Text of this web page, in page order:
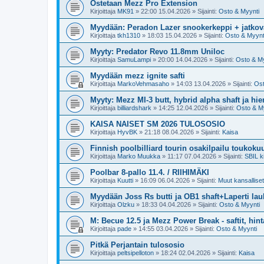
Ostetaan Mezz Pro Extension
Kirjoittaja MK91 » 22:00 15.04.2026 » Sijainti: Osto & Myynti
Myydään: Peradon Lazer snookerkeppi +
Kirjoittaja tkh1310 » 18:03 15.04.2026 » Sijainti: Osto &
Myyty: Predator Revo 11.8mm Uniloc
Kirjoittaja SamuLampi » 20:00 14.04.2026 » Sijainti: Osto &
Myydään mezz ignite safti
Kirjoittaja MarkoVehmasaho » 14:03 13.04.2026 » Sijainti:
Myyty: Mezz MI-3 butt, hybrid alpha shaft ja
Kirjoittaja billiardshark » 14:25 12.04.2026 » Sijainti: Osto &
KAISA NAISET SM 2026 TULOSOSIO
Kirjoittaja HyvBK » 21:18 08.04.2026 » Sijainti: Kaisa
Finnish poolbilliard tourin osakilpailu
Kirjoittaja Marko Muukka » 11:17 07.04.2026 » Sijainti: SBIL
Poolbar 8-pallo 11.4. / RIIHIMÄKI
Kirjoittaja Kuutti » 16:09 06.04.2026 » Sijainti: Muut
Myydään Joss Rs butti ja OB1 shaft+Laperti
Kirjoittaja Olzku » 18:33 04.04.2026 » Sijainti: Osto & Myynti
M: Becue 12.5 ja Mezz Power Break - saftit,
Kirjoittaja pade » 14:55 03.04.2026 » Sijainti: Osto & Myynti
Pitkä Perjantain tulososio
Kirjoittaja peltsipelloton » 18:24 02.04.2026 » Sijainti: Kaisa